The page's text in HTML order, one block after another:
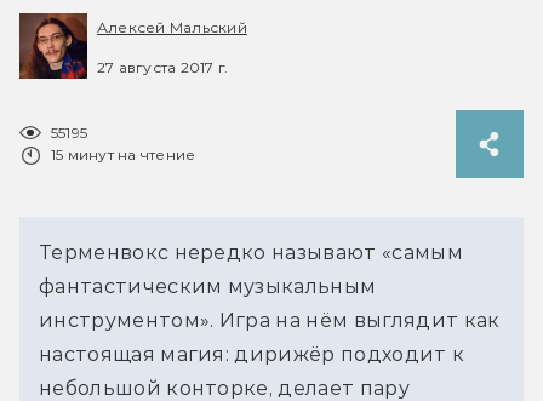
Алексей Мальский
27 августа 2017 г.
55195
15 минут на чтение
Терменвокс нередко называют «самым
фантастическим музыкальным
инструментом». Игра на нём выглядит как
настоящая магия: дирижёр подходит к
небольшой конторке, делает пару